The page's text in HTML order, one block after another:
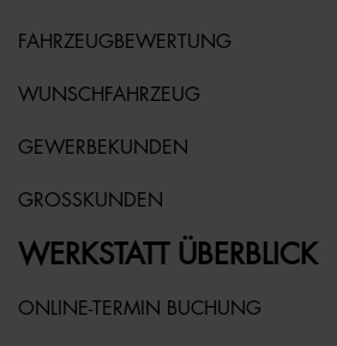
FAHRZEUGBEWERTUNG
WUNSCHFAHRZEUG
GEWERBEKUNDEN
GROSSKUNDEN
WERKSTATT ÜBERBLICK
ONLINE-TERMIN BUCHUNG